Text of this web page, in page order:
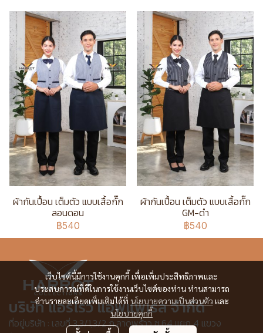
ผ้ากันเปื้อน เต็มตัว แบบเสื้อกั๊ก
ลอนดอน
฿540
ผ้ากันเปื้อน เต็มตัว แบบเสื้อกั๊ก
GM-ดำ
฿540
เว็บไซต์นี้มีการใช้งานคุกกี้ เพื่อเพิ่มประสิทธิภาพและ
ประสบการณ์ที่ดีในการใช้งานเว็บไซต์ของท่าน ท่านสามารถ
อ่านรายละเอียดเพิ่มเติมได้ที่ นโยบายความเป็นส่วนตัว และ
นโยบายคุกกี้
บริษัท แอร์โรว์ แอพแพเรล จำกัด
ที่อยู่บริษัท : เลขที่ 3,3/1,3/2 ก.ลาดพร้าว ซ.64 แยก 4 แขวง